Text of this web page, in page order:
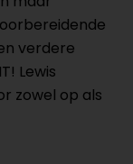
verdere
Lewis
zowel op als